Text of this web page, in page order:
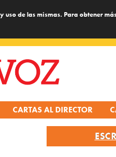
de las mismas. Para obtener
CARTAS AL DIRECTOR